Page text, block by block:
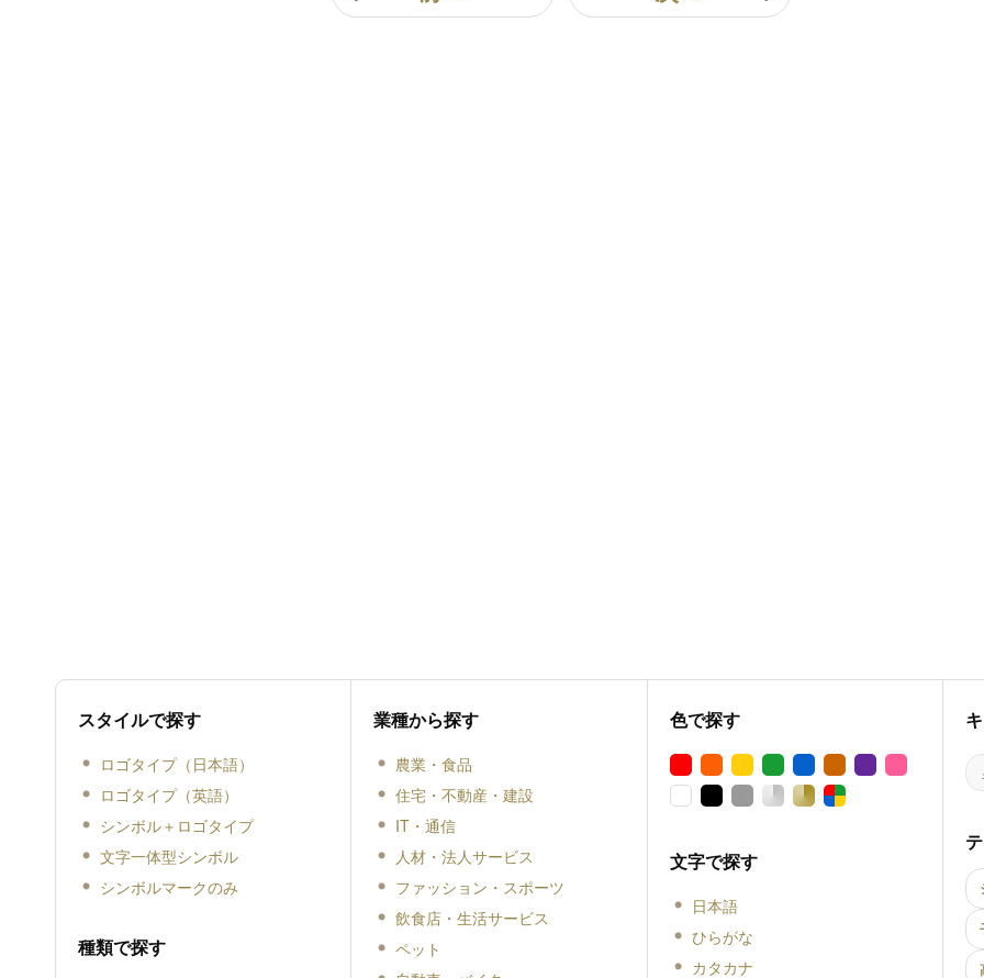
スタイルで探す
ロゴタイプ（日本語）
ロゴタイプ（英語）
シンボル＋ロゴタイプ
文字一体型シンボル
シンボルマークのみ
種類で探す
業種から探す
農業・食品
住宅・不動産・建設
IT・通信
人材・法人サービス
ファッション・スポーツ
飲食店・生活サービス
ペット
色で探す
文字で探す
日本語
ひらがな
カタカナ